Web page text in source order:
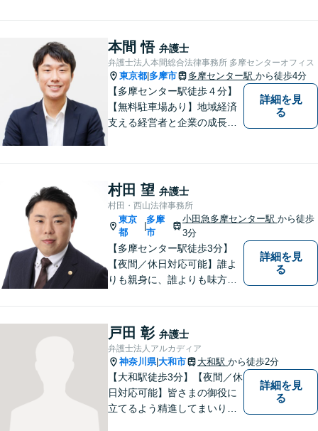
貫対応、トラブルの解決を目
指します。遺産分割協議・遺
留分・調停・裁判にも対応。
本間 悟 弁護士
弁護士法人本間総合法律事務所 多摩センターオフィス
東京都 多摩市 多摩センター駅 から徒歩4分
【多摩センター駅徒歩４分】
【無料駐車場あり】地域経済
支える経営者と企業の成長を
事故、相続、成年後見、不動
産など幅広く法律問題に対応
しますので、お気軽にご相談
を。
詳細を見
る
村田 望 弁護士
村田・西山法律事務所
東京
都
多摩
市
小田急多摩センター駅 から徒歩
3分
【多摩センター駅徒歩3分】
【夜間／休日対応可能】誰よ
りも親身に、誰よりも味方で
す。企業法務／相続問題／離
婚問題／不動産問題／刑事事
件など、幅広く対応可能。迅
速かつ適切な対応を心掛けて
おります。
詳細を見
る
戸田 彰 弁護士
弁護士法人アルカディア
神奈川県|大和市 大和駅 から徒歩2分
【大和駅徒歩3分】【夜間／休
日対応可能】皆さまの御役に
立てるよう精進してまいりま
詳細を見
る